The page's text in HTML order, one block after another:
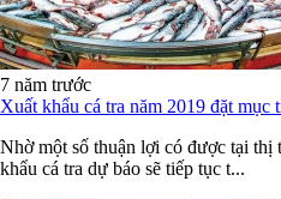
7 năm trước
Xuất khẩu cá tra năm 2019 đặt mục
Nhờ một số thuận lợi có được tại
khẩu cá tra dự báo sẽ tiếp tục t...